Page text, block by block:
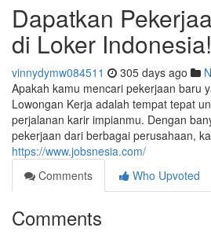
Dapatkan
di Loker Indonesia!
vinnydymw084511 305 days ago
Apakah kamu mencari pekerjaan baru
Lowongan Kerja adalah tempat tepat
perjalanan karir impianmu. Dengan
pekerjaan dari berbagai perusahaan,
https://www.jobsnesia.com/
Comments
Who Upvoted
Comments